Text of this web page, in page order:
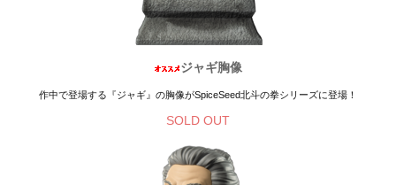
ジャギ胸像
作中で登場する『ジャギ』の胸像がSpiceSeed北斗の拳シリーズに登場！
SOLD OUT